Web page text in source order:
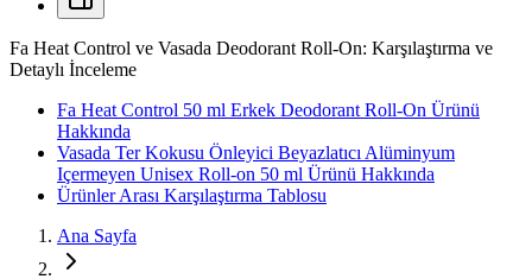
Fa Heat Control ve Vasada Deodorant Roll-On: Karşılaştırma ve
Detaylı İnceleme
Fa Heat Control 50 ml Erkek Deodorant Roll-On Ürünü
Hakkında
Vasada Ter Kokusu Önleyici Beyazlatıcı Alüminyum
Içermeyen Unisex Roll-on 50 ml Ürünü Hakkında
Ürünler Arası Karşılaştırma Tablosu
Ana Sayfa